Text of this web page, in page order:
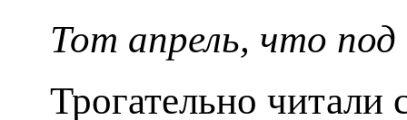
Тот апрель, что под
Трогательно